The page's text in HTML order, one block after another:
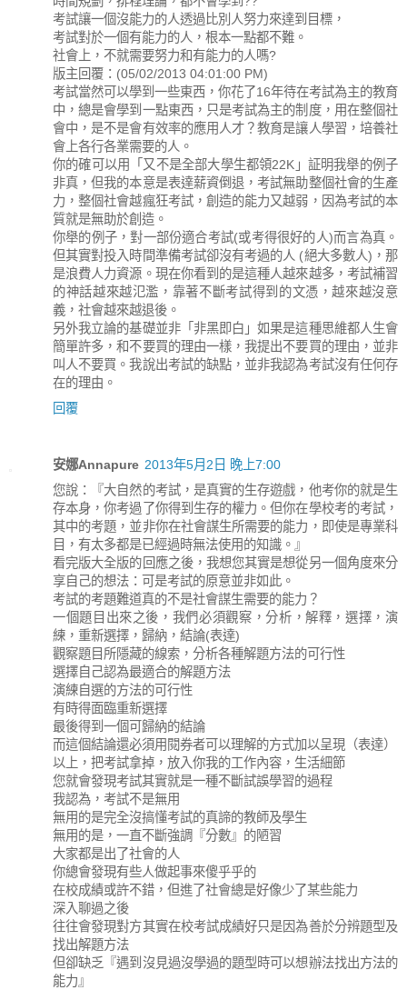
考試讓一個沒能力的人透過比別人努力來達到目標，
考試對於一個有能力的人，根本一點都不難。
社會上，不就需要努力和有能力的人嗎?
版主回覆：(05/02/2013 04:01:00 PM)
考試當然可以學到一些東西，你花了16年待在考試為主的教育
中，總是會學到一點東西，只是考試為主的制度，用在整個社
會中，是不是會有效率的應用人才？教育是讓人學習，培養社
會上各行各業需要的人。
你的確可以用「又不是全部大學生都領22K」証明我舉的例子
非真，但我的本意是表達薪資倒退，考試無助整個社會的生產
力，整個社會越瘋狂考試，創造的能力又越弱，因為考試的本
質就是無助於創造。
你舉的例子，對一部份適合考試(或考得很好的人)而言為真。
但其實對投入時間準備考試卻沒有考過的人 (絕大多數人)，那
是浪費人力資源。現在你看到的是這種人越來越多，考試補習
的神話越來越氾濫，靠著不斷考試得到的文憑，越來越沒意
義，社會越來越退後。
另外我立論的基礎並非「非黑即白」如果是這種思維都人生會
簡單許多，和不要買的理由一樣，我提出不要買的理由，並非
叫人不要買。我說出考試的缺點，並非我認為考試沒有任何存
在的理由。
回覆
安娜Annapure 2013年5月2日 晚上7:00
您說：『大自然的考試，是真實的生存遊戲，他考你的就是生
存本身，你考過了你得到生存的權力。但你在學校考的考試，
其中的考題，並非你在社會謀生所需要的能力，即使是專業科
目，有太多都是已經過時無法使用的知識。』
看完版大全版的回應之後，我想您其實是想從另一個角度來分
享自己的想法：可是考試的原意並非如此。
考試的考題難道真的不是社會謀生需要的能力？
一個題目出來之後，我們必須觀察，分析，解釋，選擇，演
練，重新選擇，歸納，結論(表達)
觀察題目所隱藏的線索，分析各種解題方法的可行性
選擇自己認為最適合的解題方法
演練自選的方法的可行性
有時得面臨重新選擇
最後得到一個可歸納的結論
而這個結論還必須用閱券者可以理解的方式加以呈現（表達）
以上，把考試拿掉，放入你我的工作內容，生活細節
您就會發現考試其實就是一種不斷試誤學習的過程
我認為，考試不是無用
無用的是完全沒搞懂考試的真諦的教師及學生
無用的是，一直不斷強調『分數』的陋習
大家都是出了社會的人
你總會發現有些人做起事來傻乎乎的
在校成績或許不錯，但進了社會總是好像少了某些能力
深入聊過之後
往往會發現對方其實在校考試成績好只是因為善於分辨題型及
找出解題方法
但卻缺乏『遇到沒見過沒學過的題型時可以想辦法找出方法的
能力』